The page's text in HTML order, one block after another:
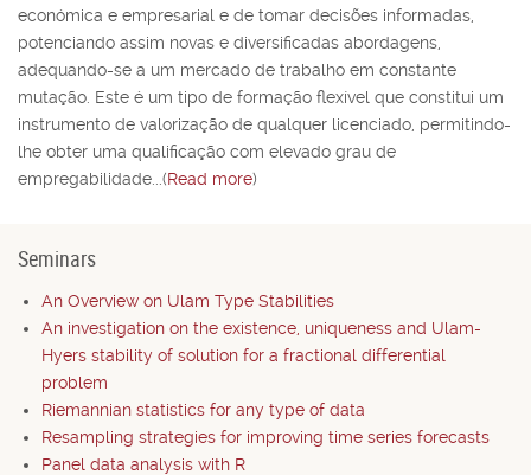
económica e empresarial e de tomar decisões informadas,
potenciando assim novas e diversiﬁcadas abordagens,
adequando-se a um mercado de trabalho em constante
mutação. Este é um tipo de formação flexível que constitui um
instrumento de valorização de qualquer licenciado, permitindo-
lhe obter uma qualiﬁcação com elevado grau de
empregabilidade...(Read more)
Seminars
An Overview on Ulam Type Stabilities
An investigation on the existence, uniqueness and Ulam-
Hyers stability of solution for a fractional differential
problem
Riemannian statistics for any type of data
Resampling strategies for improving time series forecasts
Panel data analysis with R